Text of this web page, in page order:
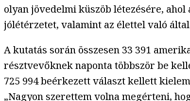
olyan jövedelmi küszöb létezésére,
jólétérzetet, valamint az élettel való
A kutatás során összesen 33 391
résztvevőknek naponta többször be
725 994 beérkezett választ kellett
„Nagyon szerettem volna megérteni,